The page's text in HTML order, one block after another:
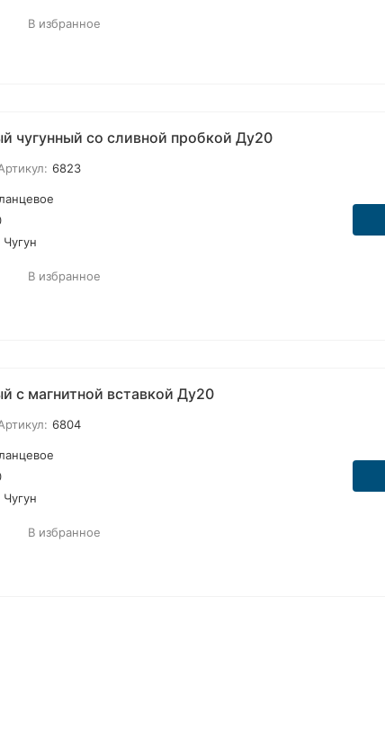
В избранное
чугунный со сливной пробкой Ду20
6823
Чугун
В избранное
с магнитной вставкой Ду20
6804
Чугун
В избранное